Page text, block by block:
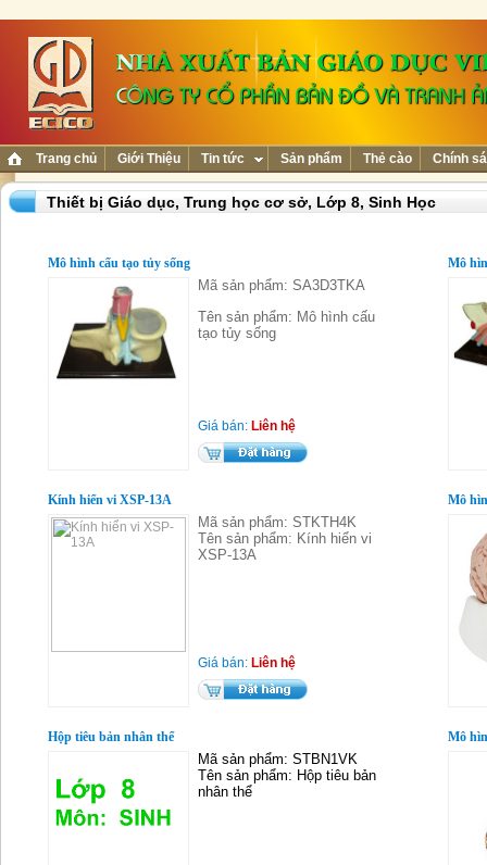
Trang chủ Giới Thiệu Tin tức Sản phẩm Thẻ cào Chính
Thiết bị Giáo dục, Trung học cơ sở, Lớp 8, Sinh Học
Mô hình cấu tạo tủy sống
Mã sản phẩm: SA3D3TKA
Tên sản phẩm: Mô hình cấu
tạo tủy sống
Giá bán: Liên hệ
Mô
Kính hiển vi XSP-13A
Mã sản phẩm: STKTH4K
Tên sản phẩm: Kính hiển vi
XSP-13A
Giá bán: Liên hệ
Mô
Hộp tiêu bản nhân thể
Mã sản phẩm: STBN1VK
Tên sản phẩm: Hộp tiêu bản
nhân thể
Mô